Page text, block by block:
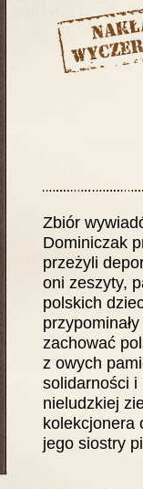
Zbiór
Dominiczak
przeżyli
oni zeszyty,
polskich
zachować
z owych
solidarności i
nieludzkiej
kolekcjonera
jego siostry